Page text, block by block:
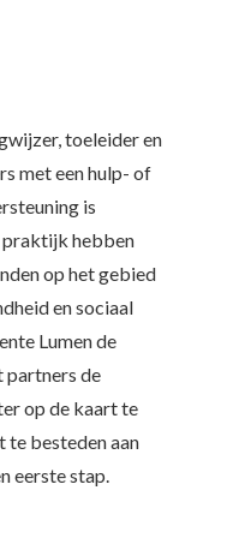
toeleider en
met een hulp- of
is
praktijk hebben
op het gebied
en sociaal
Lumen de
partners de
op de kaart te
te besteden aan
eerste stap.